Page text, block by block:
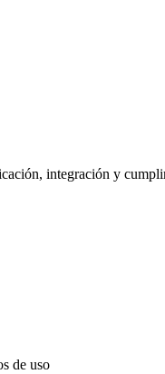
integración y
de uso